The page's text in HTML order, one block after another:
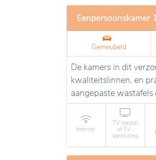
Eenpersoonskamer
Gemeubeld
De kamers in dit
kwaliteitslinnen, en
aangepaste
Internet
TV toestel
of TV-
aansluiting